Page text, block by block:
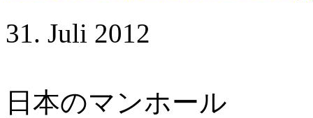
31. Juli 2012
日本のマンホール